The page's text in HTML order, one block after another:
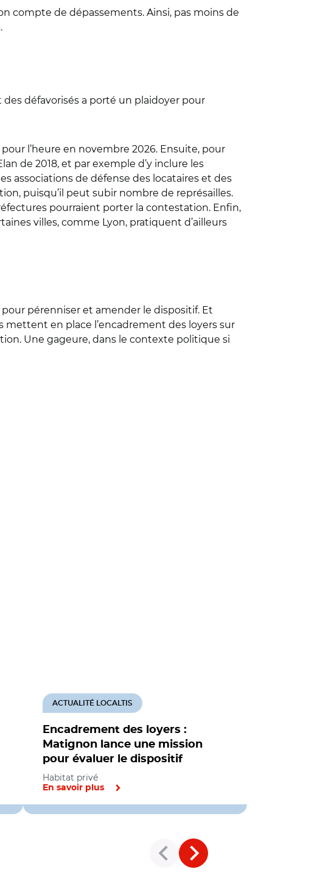
compte de dépassements. Ainsi, pas moins de
défavorisés a porté un plaidoyer pour
l’heure en novembre 2026. Ensuite, pour
de 2018, et par exemple d’y inclure les
associations de défense des locataires et des
puisqu’il peut subir nombre de représailles.
pourraient porter la contestation. Enfin,
villes, comme Lyon, pratiquent d’ailleurs
pour pérenniser et amender le dispositif. Et
mettent en place l’encadrement des loyers sur
Une gageure, dans le contexte politique si
Encadrement des loyers :
Matignon lance une mission
pour évaluer le dispositif
ACTUALITÉ LOCALTIS
Habitat privé
En savoir plus